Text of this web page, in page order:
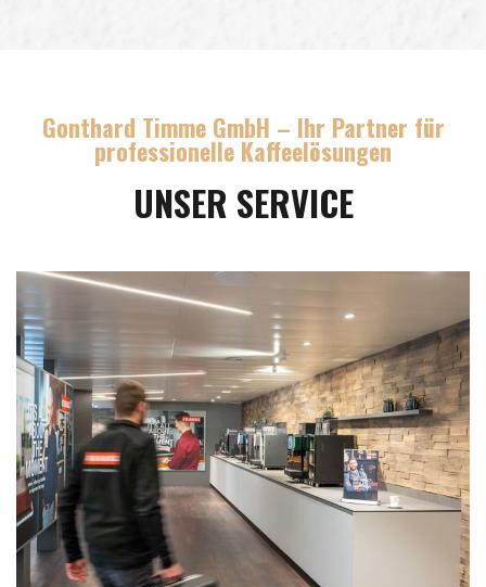
Gonthard Timme GmbH – Ihr Partner für
professionelle Kaffeelösungen
UNSER SERVICE